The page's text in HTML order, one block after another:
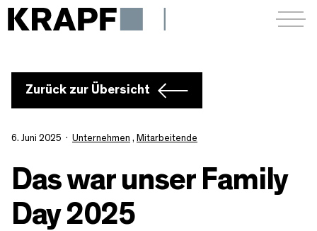
Menü
Zurück zur Übersicht
6. Juni 2025 Unternehmen , Mitarbeitende
Das war unser Family
Day 2025